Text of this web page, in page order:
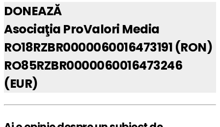
DONEAZĂ
Asociaţia ProValori Media
RO18RZBR0000060016473191 (RON)
RO85RZBR0000060016473246
(EUR)